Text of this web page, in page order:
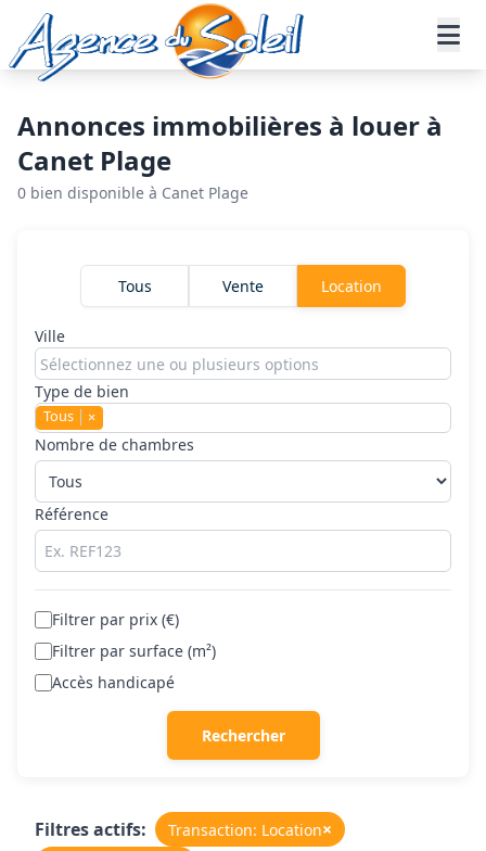
Aller au contenu principal
Accueil Annonces immobilières Location
Annonces immobilières à louer à
Canet Plage
0 bien disponible à Canet Plage
Tous Vente Location
Ville
Type de bien
Tous ×
Nombre de chambres
Référence
Filtrer par prix (€)
Filtrer par surface (m²)
Accès handicapé
Rechercher
Filtres actifs: Transaction: Location×